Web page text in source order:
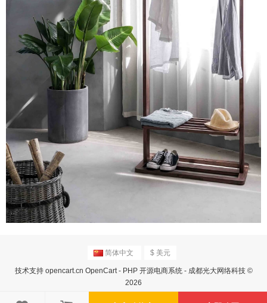
简体中文 $ 美元
技术支持 opencart.cn OpenCart - PHP 开源电商系统 - 成都光大网络科技 ©
2026